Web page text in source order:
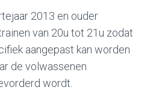
2013 en ouder
van 20u tot 21u zodat
aangepast kan worden
de volwassenen
wordt.